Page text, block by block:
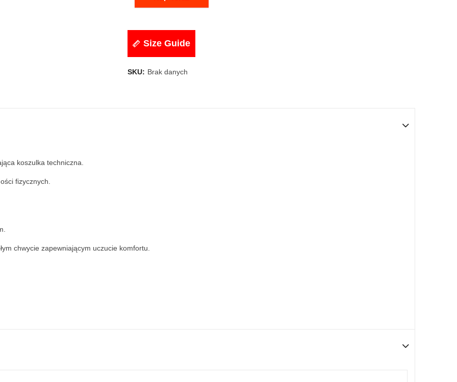
Size Guide
SKU: Brak danych
koszulka techniczna.
fizycznych.
chwycie zapewniającym uczucie komfortu.